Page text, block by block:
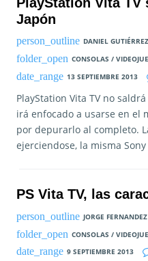
Japón
DANIEL GUTIÉRREZ
CONSOLAS /
13 SEPTIEMBRE 2013
PlayStation Vita TV no
irá enfocado a usarse en el
por depurarlo al completo.
ejerciendose, la misma
PS Vita TV, las
JORGE FERNANDEZ
CONSOLAS /
9 SEPTIEMBRE 2013